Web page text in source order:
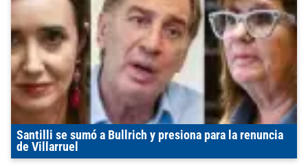
Santilli se sumó a Bullrich y presiona para la renuncia
de Villarruel